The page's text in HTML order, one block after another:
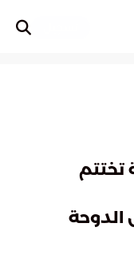
تختتم
الدوحة